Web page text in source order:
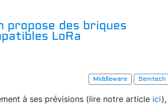
propose des briques
LoRa
Middleware
Semtech
à ses prévisions (lire notre article ici),